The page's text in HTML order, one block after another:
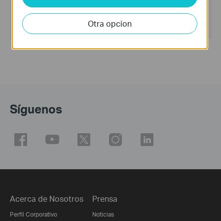
Tamaño del archivo:5.5MB
Sistema operativo: Win2000/XP/2003/Vista/7/8/8.1/10
Síguenos
Acerca de Nosotros
Perfil Corporativo
Prensa
Noticias
Otra opcion